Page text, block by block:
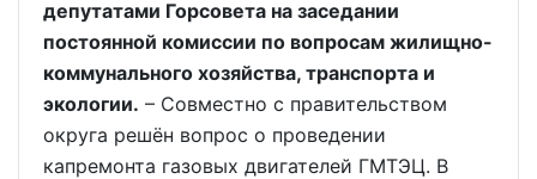
депутатами Горсовета на заседании
постоянной комиссии по вопросам жилищно-
коммунального хозяйства, транспорта и
экологии. – Совместно с правительством
округа решён вопрос о проведении
капремонта газовых двигателей ГМТЭЦ. В